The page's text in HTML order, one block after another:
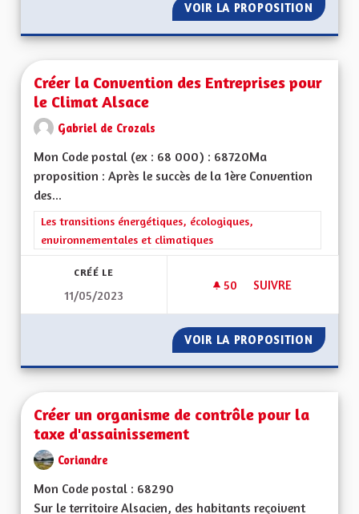
VOIR LA PROPOSITION
Créer la Convention des Entreprises pour
le Climat Alsace
Gabriel de Crozals
Mon Code postal (ex : 68 000) : 68720Ma
proposition : Après le succès de la 1ère Convention
des...
Filtrer les résultats de la catégorie : Les transitions
Les transitions énergétiques, écologiques,
environnementales et climatiques
CRÉÉ LE
11/05/2023
50 50 ABONNÉS
SUIVRE
VOIR LA PROPOSITION
Créer un organisme de contrôle pour la
taxe d'assainissement
Coriandre
Mon Code postal : 68290
Sur le territoire Alsacien, des habitants reçoivent